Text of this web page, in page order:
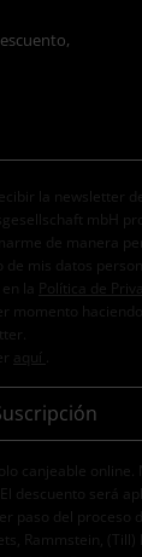
la newsletter
mbH
de manera
mis datos
la
Política de
momento
aquí
canjeable online.
descuento será
paso del proceso
Rammstein,